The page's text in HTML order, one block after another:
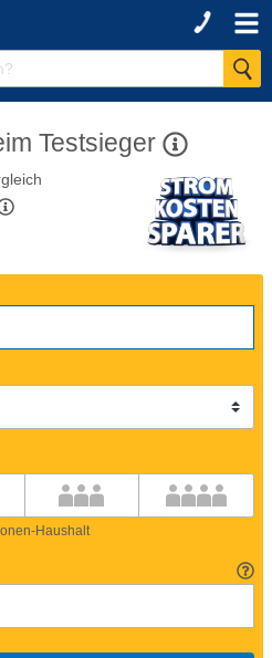
Testsieger
Haushalt